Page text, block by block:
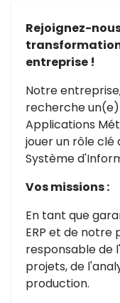
Rejoignez-
entreprise !
Notre
recherche
Applications
jouer un rôle clé
Système
Vos missions :
En tant que
ERP et de notre
responsable de
projets, de
production.